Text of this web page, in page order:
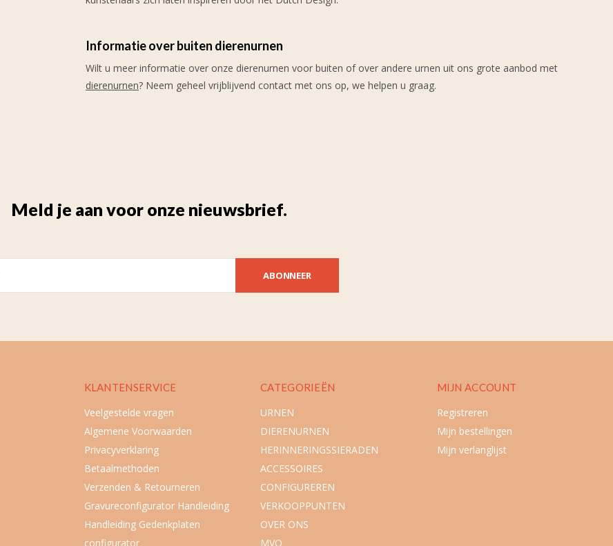
Informatie over buiten dierenurnen
Wilt u meer informatie over onze dierenurnen voor buiten of over andere urnen uit ons grote aanbod met
dierenurnen? Neem geheel vrijblijvend contact met ons op, we helpen u graag.
Meld je aan voor onze nieuwsbrief.
ABONNEER
KLANTENSERVICE
Veelgestelde vragen
Algemene Voorwaarden
Privacyverklaring
Betaalmethoden
Verzenden & Retourneren
Gravureconfigurator Handleiding
Handleiding Gedenkplaten
configurator
CATEGORIEËN
URNEN
DIERENURNEN
HERINNERINGSSIERADEN
ACCESSOIRES
CONFIGUREREN
VERKOOPPUNTEN
OVER ONS
MVO
MIJN ACCOUNT
Registreren
Mijn bestellingen
Mijn verlanglijst